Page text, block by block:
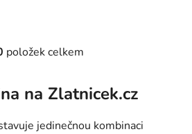
Ovládací prvky výpisu
položek celkem
na Zlatnicek.cz
jedinečnou kombinaci